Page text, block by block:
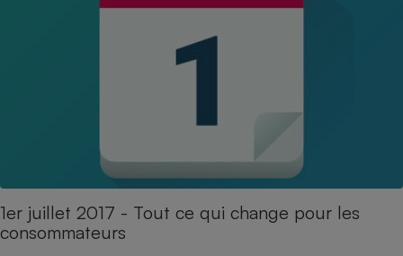
1er juillet 2017 - Tout ce qui change pour les
consommateurs